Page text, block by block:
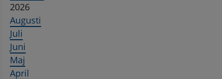
2026
Augusti
Juli
Juni
Maj
April